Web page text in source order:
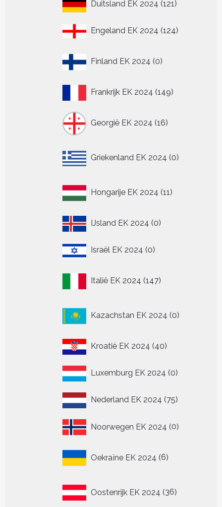
Duitsland EK 2024 121
Engeland EK 2024 124124
Finland EK 2024 0
producten
Frankrijk EK 2024 149149
Georgië EK 2024 16
producten
Griekenland EK 2024 0
producten
Hongarije EK 2024 11
producten
IJsland EK 2024 00
Israël EK 2024 00
Italië EK 2024 147
producten
Kazachstan EK 2024 0
producten
Kroatië EK 2024 4040
Luxemburg EK 2024 00
Nederland EK 2024 7575
Noorwegen EK 2024 00
Oekraïne EK 2024 6
producten
Oostenrijk EK 2024 36
producten